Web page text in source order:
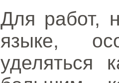
Для работ,
языке,
уделяться